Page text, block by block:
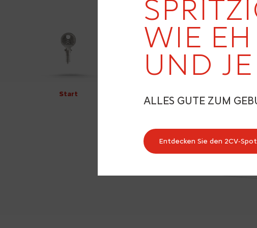
WIE EH
UND JE
ALLES GUTE ZUM
Entdecken Sie den 2CV‑Spot
Start